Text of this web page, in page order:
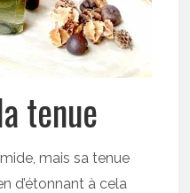
tenue
mais sa tenue
d’étonnant à cela